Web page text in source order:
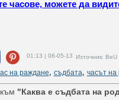
часове, можете да
01:13 | 06-05-13 Източник:
на раждане, съдбата, часът на
"Каква е съдбата на